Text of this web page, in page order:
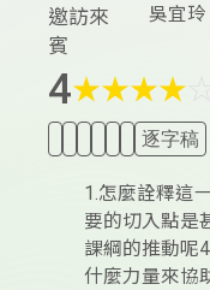
邀訪來
賓
吳宜
4★★★★
逐字稿
1.怎麼詮釋這
要的切入點是
課綱的推動呢
什麼力量來協